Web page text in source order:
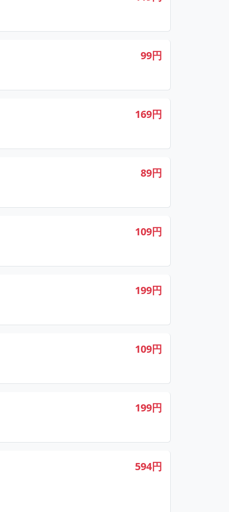
99円
169円
89円
109円
199円
109円
199円
594円